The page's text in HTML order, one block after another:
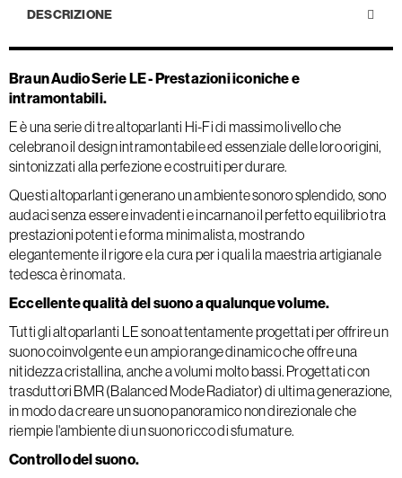
DESCRIZIONE
Braun Audio Serie LE - Prestazioni iconiche e
intramontabili.
E è una serie di tre altoparlanti Hi-Fi di massimo livello che
celebrano il design intramontabile ed essenziale delle loro origini,
sintonizzati alla perfezione e costruiti per durare.
Questi altoparlanti generano un ambiente sonoro splendido, sono
audaci senza essere invadenti e incarnano il perfetto equilibrio tra
prestazioni potenti e forma minimalista, mostrando
elegantemente il rigore e la cura per i quali la maestria artigianale
tedesca è rinomata.
Eccellente qualità del suono a qualunque volume.
Tutti gli altoparlanti LE sono attentamente progettati per offrire un
suono coinvolgente e un ampio range dinamico che offre una
nitidezza cristallina, anche a volumi molto bassi. Progettati con
trasduttori BMR (Balanced Mode Radiator) di ultima generazione,
in modo da creare un suono panoramico non direzionale che
riempie l'ambiente di un suono ricco di sfumature.
Controllo del suono.